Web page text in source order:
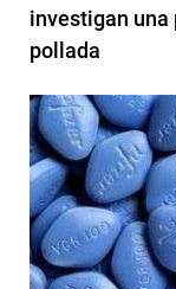
investigan una
pollada